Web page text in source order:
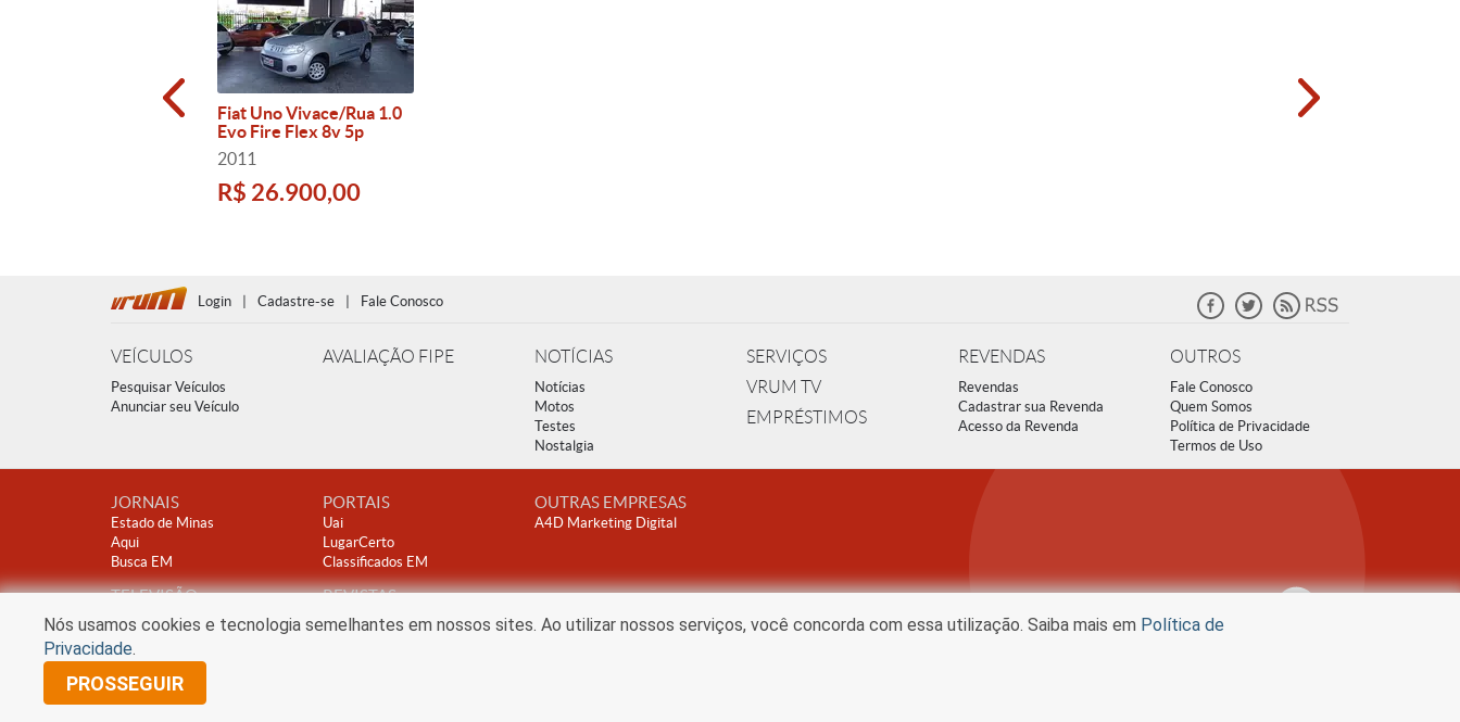
Fiat Uno Vivace/Rua 1.0
Evo Fire Flex 8v 5p
2011
R$ 26.900,00
Login Cadastre-se Fale Conosco
VEÍCULOS
Pesquisar Veículos
Anunciar seu Veículo
AVALIAÇÃO FIPE NOTÍCIAS
Notícias
Motos
Testes
Nostalgia
SERVIÇOS
VRUM TV
EMPRÉSTIMOS
REVENDAS
Revendas
Cadastrar sua Revenda
Acesso da Revenda
OUTROS
Fale Conosco
Quem Somos
Política de Privacidade
Termos de Uso
JORNAIS
Estado de Minas
Aqui
Busca EM
TELEVISÃO
TV Alterosa
PORTAIS
Uai
LugarCerto
Classificados EM
REVISTAS
Encontro
Clube A
OUTRAS EMPRESAS
A4D Marketing Digital
Nós usamos cookies e tecnologia semelhantes em nossos sites. Ao utilizar nossos serviços, você concorda com essa utilização. Saiba mais em Política de
Privacidade.
PROSSEGUIR